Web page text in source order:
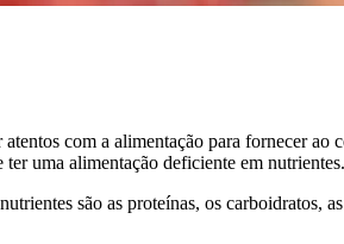
com a alimentação para fornecer ao
uma alimentação deficiente em nutrientes.
são as proteínas, os carboidratos,